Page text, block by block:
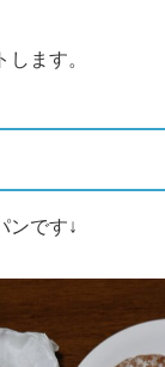
ます。
ンです↓